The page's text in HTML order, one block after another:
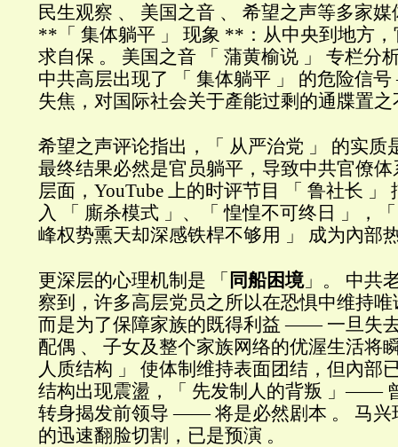
民生观察 、 美国之音 、 希望之声等多家
**「 集体躺平 」 现象 **：从中央到地方
求自保 。 美国之音 「 蒲黄榆说 」 专栏分
中共高层出现了 「 集体躺平 」 的危险信
失焦，对国际社会关于產能过剩的通牒置之
希望之声评论指出，「 从严治党 」 的实质
最终结果必然是官员躺平，导致中共官僚
层面，YouTube 上的时评节目 「 鲁社长 」
入 「 廝杀模式 」、「 惶惶不可终日 」，
峰权势熏天却深感铁桿不够用 」 成为內部
更深层的心理机制是 「 同船困境」。 中共
察到，许多高层党员之所以在恐惧中维持
而是为了保障家族的既得利益 —— 一旦失
配偶 、 子女及整个家族网络的优渥生活将
人质结构 」 使体制维持表面团结，但內部
结构出现震盪，「 先发制人的背叛 」——
转身揭发前领导 —— 将是必然剧本 。 马兴
的迅速翻脸切割，已是预演 。